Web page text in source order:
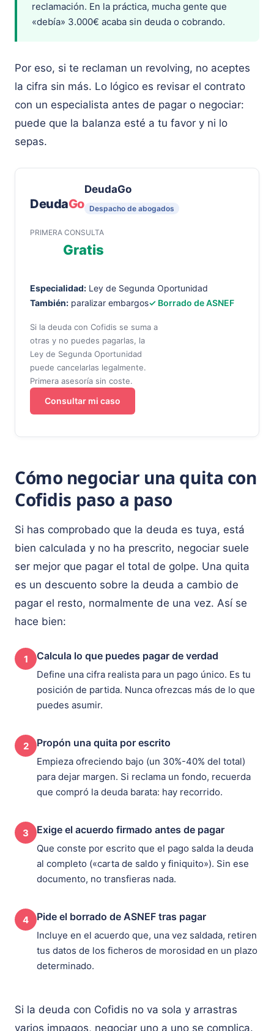
reclamación. En la práctica, mucha gente que
«debía» 3.000€ acaba sin deuda o cobrando.
Por eso, si te reclaman un revolving, no aceptes
la cifra sin más. Lo lógico es revisar el contrato
con un especialista antes de pagar o negociar:
puede que la balanza esté a tu favor y ni lo
sepas.
DeudaGo
DeudaGo
Despacho de abogados
PRIMERA CONSULTA
Gratis
Especialidad: Ley de Segunda Oportunidad
También: paralizar embargos✓ Borrado de ASNEF
Si la deuda con Cofidis se suma a
otras y no puedes pagarlas, la
Ley de Segunda Oportunidad
puede cancelarlas legalmente.
Primera asesoría sin coste.
Consultar mi caso
Cómo negociar una quita con
Cofidis paso a paso
Si has comprobado que la deuda es tuya, está
bien calculada y no ha prescrito, negociar suele
ser mejor que pagar el total de golpe. Una quita
es un descuento sobre la deuda a cambio de
pagar el resto, normalmente de una vez. Así se
hace bien:
1 Calcula lo que puedes pagar de verdad
Define una cifra realista para un pago único. Es tu
posición de partida. Nunca ofrezcas más de lo que
puedes asumir.
2 Propón una quita por escrito
Empieza ofreciendo bajo (un 30%-40% del total)
para dejar margen. Si reclama un fondo, recuerda
que compró la deuda barata: hay recorrido.
3 Exige el acuerdo firmado antes de pagar
Que conste por escrito que el pago salda la deuda
al completo («carta de saldo y finiquito»). Sin ese
documento, no transfieras nada.
4 Pide el borrado de ASNEF tras pagar
Incluye en el acuerdo que, una vez saldada, retiren
tus datos de los ficheros de morosidad en un plazo
determinado.
Si la deuda con Cofidis no va sola y arrastras
varios impagos, negociar uno a uno se complica.